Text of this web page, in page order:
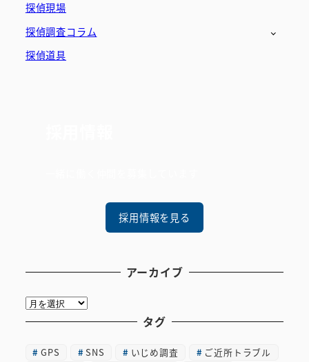
探偵現場
探偵調査コラム
探偵道具
採用情報を見る
アーカイブ
ア
ー
イ
タグ
GPS SNS いじめ調査
ご近所トラブル